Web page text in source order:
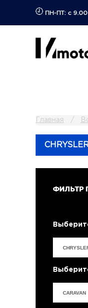
ПН-ПТ: с
Главная
ФИЛЬТР